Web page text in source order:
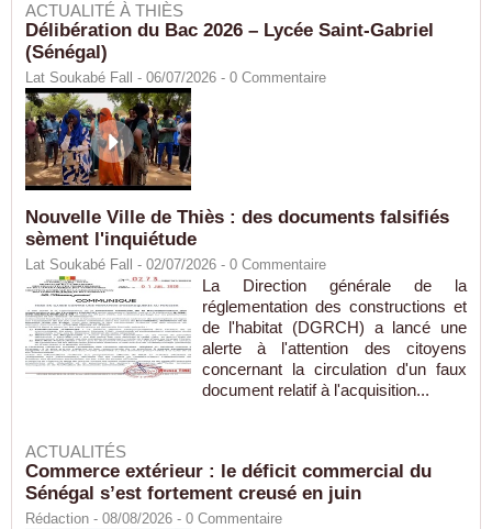
ACTUALITÉ À THIÈS
Délibération du Bac 2026 – Lycée Saint-Gabriel
(Sénégal)
Lat Soukabé Fall - 06/07/2026 - 0 Commentaire
Nouvelle Ville de Thiès : des documents falsifiés
sèment l'inquiétude
Lat Soukabé Fall - 02/07/2026 - 0 Commentaire
La Direction générale de la
réglementation des constructions et
de l'habitat (DGRCH) a lancé une
alerte à l'attention des citoyens
concernant la circulation d'un faux
document relatif à l'acquisition...
ACTUALITÉS
Commerce extérieur : le déficit commercial du
Sénégal s’est fortement creusé en juin
Rédaction - 08/08/2026 - 0 Commentaire